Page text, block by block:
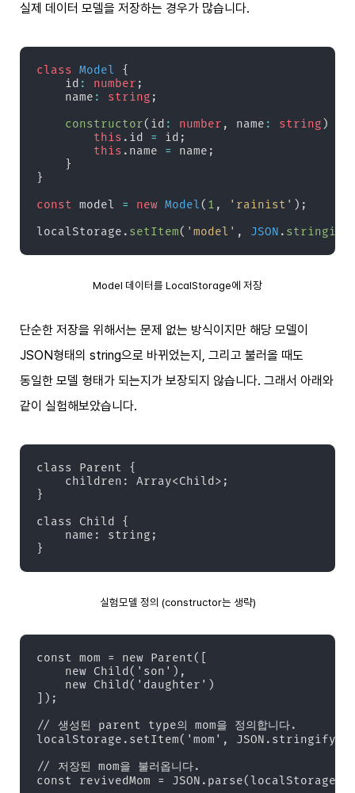
실제 데이터 모델을 저장하는 경우가 많습니다.
class Model
{
    id
: number ;
    name
: string ;
constructor( id : number , name : string )
this . id = id ;
this . name = name ;
}
}
const model = new Model( 1 , 'rainist' ) ;
localStorage . setItem( 'model' , JSON . stringify
Model 데이터를 LocalStorage에 저장
단순한 저장을 위해서는 문제 없는 방식이지만 해당 모델이
JSON형태의 string으로 바뀌었는지, 그리고 불러올 때도
동일한 모델 형태가 되는지가 보장되지 않습니다. 그래서 아래와
같이 실험해보았습니다.
class Parent {
    children: Array<Child>;
}
class Child {
    name: string;
}
실험모델 정의 (constructor는 생략)
const mom = new Parent([
    new Child('son'),
    new Child('daughter')
]);
// 생성된 parent type의 mom을 정의합니다.
localStorage.setItem('mom',
// 저장된 mom을 불러옵니다.
const revivedMom =